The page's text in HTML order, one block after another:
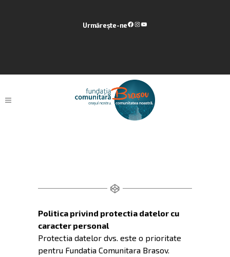
Urmărește-ne
Politica privind protectia datelor cu
caracter personal
Protectia datelor dvs. este o prioritate
pentru Fundatia Comunitara Brasov.